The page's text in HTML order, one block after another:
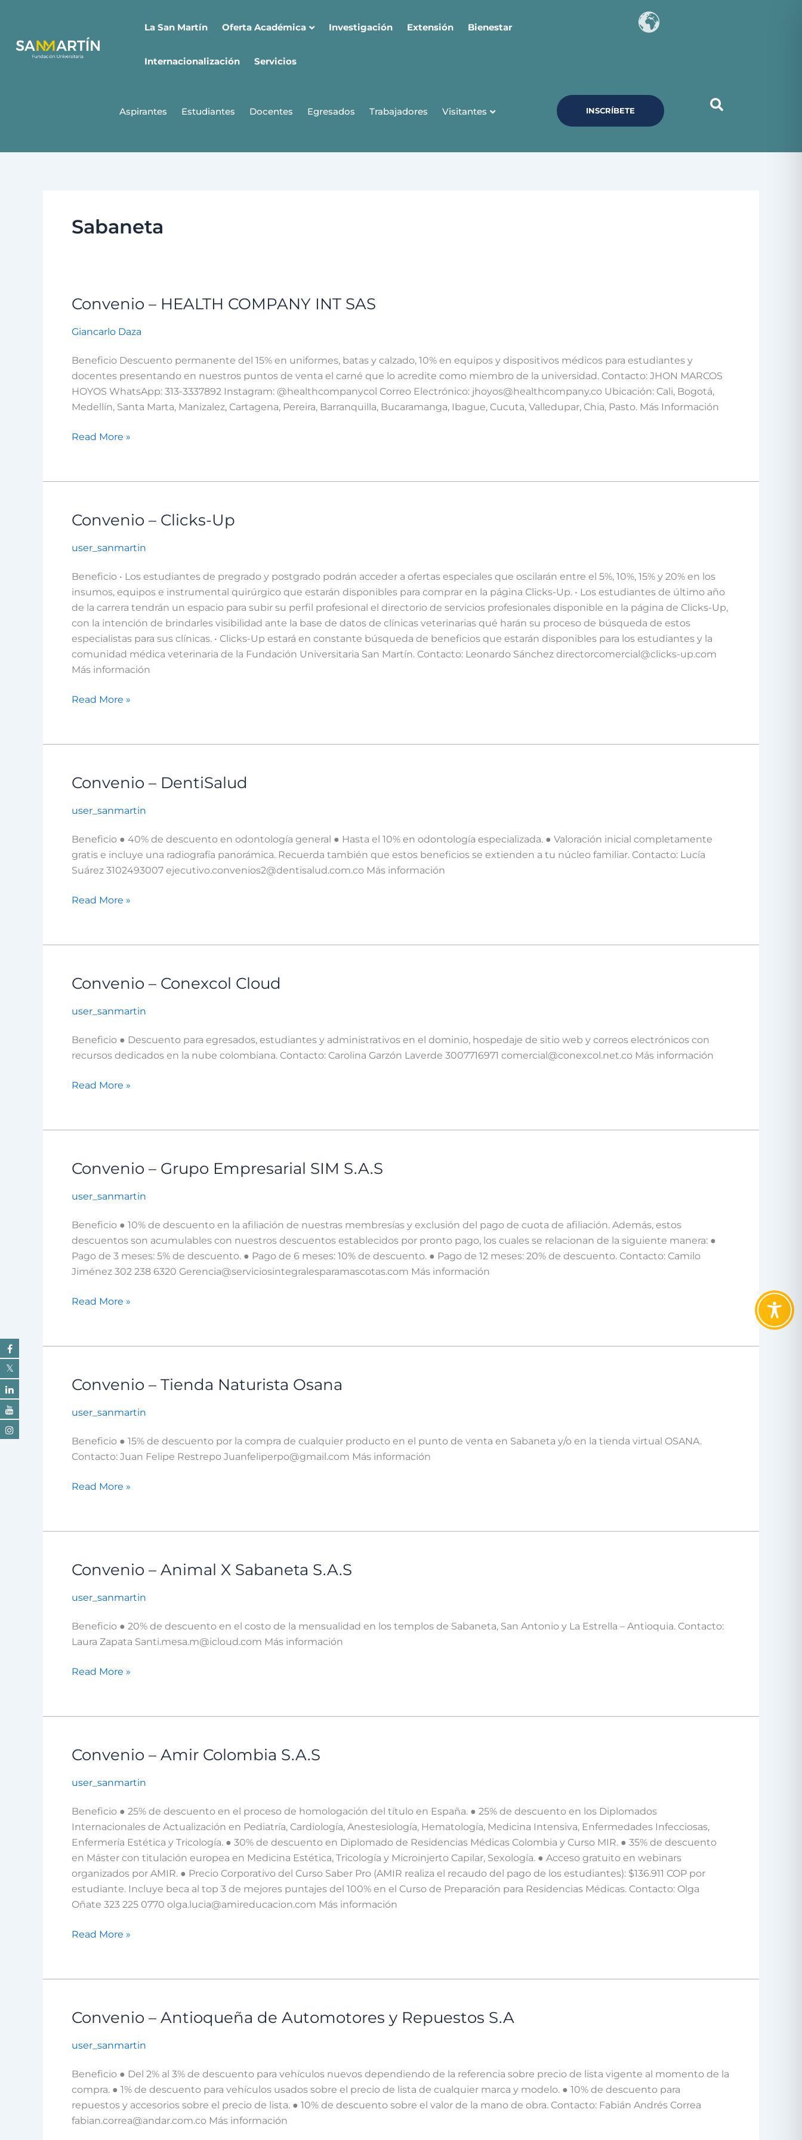
contenido
La San Martín Oferta Académica Investigación Extensión Bienestar
Internacionalización Servicios
Aspirantes Estudiantes Docentes Egresados Trabajadores Visitantes INSCRÍBETE
Sabaneta
Convenio – HEALTH COMPANY INT SAS
Giancarlo Daza
Beneficio Descuento permanente del 15% en uniformes, batas y calzado, 10% en equipos y dispositivos médicos para estudiantes y
docentes presentando en nuestros puntos de venta el carné que lo acredite como miembro de la universidad. Contacto: JHON MARCOS
HOYOS WhatsApp: 313-3337892 Instagram: @‌healthcompanycol Correo Electrónico: jhoyos@healthcompany.co Ubicación: Cali, Bogotá,
Medellín, Santa Marta, Manizalez, Cartagena, Pereira, Barranquilla, Bucaramanga, Ibague, Cucuta, Valledupar, Chia, Pasto. Más Información
Convenio
HEALTH
INT
SAS
Read More »
Convenio – Clicks-Up
user_sanmartin
Beneficio • Los estudiantes de pregrado y postgrado podrán acceder a ofertas especiales que oscilarán entre el 5%, 10%, 15% y 20% en los
insumos, equipos e instrumental quirúrgico que estarán disponibles para comprar en la página Clicks-Up. • Los estudiantes de último año
de la carrera tendrán un espacio para subir su perfil profesional el directorio de servicios profesionales disponible en la página de Clicks-Up,
con la intención de brindarles visibilidad ante la base de datos de clínicas veterinarias qué harán su proceso de búsqueda de estos
especialistas para sus clínicas. • Clicks-Up estará en constante búsqueda de beneficios que estarán disponibles para los estudiantes y la
comunidad médica veterinaria de la Fundación Universitaria San Martín. Contacto: Leonardo Sánchez directorcomercial@clicks-up.com
Más información
Convenio
Clicks-
Read More »
Convenio – DentiSalud
user_sanmartin
Beneficio ● 40% de descuento en odontología general ● Hasta el 10% en odontología especializada. ● Valoración inicial completamente
gratis e incluye una radiografía panorámica. Recuerda también que estos beneficios se extienden a tu núcleo familiar. Contacto: Lucía
Suárez 3102493007 ejecutivo.convenios2@dentisalud.com.co Más información
Convenio
DentiSalud
Read More »
Convenio – Conexcol Cloud
user_sanmartin
Beneficio ● Descuento para egresados, estudiantes y administrativos en el dominio, hospedaje de sitio web y correos electrónicos con
recursos dedicados en la nube colombiana. Contacto: Carolina Garzón Laverde 3007716971 comercial@conexcol.net.co Más información
Convenio
Conexcol
Read More »
Convenio – Grupo Empresarial SIM S.A.S
user_sanmartin
Beneficio ● 10% de descuento en la afiliación de nuestras membresías y exclusión del pago de cuota de afiliación. Además, estos
descuentos son acumulables con nuestros descuentos establecidos por pronto pago, los cuales se relacionan de la siguiente manera: ●
Pago de 3 meses: 5% de descuento. ● Pago de 6 meses: 10% de descuento. ● Pago de 12 meses: 20% de descuento. Contacto: Camilo
Jiménez 302 238 6320 Gerencia@serviciosintegralesparamascotas.com Más información
Convenio
Grupo
SIM
S.A.S
Read More »
Convenio – Tienda Naturista Osana
user_sanmartin
Beneficio ● 15% de descuento por la compra de cualquier producto en el punto de venta en Sabaneta y/o en la tienda virtual OSANA.
Contacto: Juan Felipe Restrepo Juanfeliperpo@gmail.com Más información
Convenio
Tienda
Osana
Read More »
Convenio – Animal X Sabaneta S.A.S
user_sanmartin
Beneficio ● 20% de descuento en el costo de la mensualidad en los templos de Sabaneta, San Antonio y La Estrella – Antioquia. Contacto:
Laura Zapata Santi.mesa.m@icloud.com Más información
Convenio
Animal
Sabaneta
S.A.S
Read More »
Convenio – Amir Colombia S.A.S
user_sanmartin
Beneficio ● 25% de descuento en el proceso de homologación del título en España. ● 25% de descuento en los Diplomados
Internacionales de Actualización en Pediatría, Cardiología, Anestesiología, Hematología, Medicina Intensiva, Enfermedades Infecciosas,
Enfermería Estética y Tricología. ● 30% de descuento en Diplomado de Residencias Médicas Colombia y Curso MIR. ● 35% de descuento
en Máster con titulación europea en Medicina Estética, Tricología y Microinjerto Capilar, Sexología. ● Acceso gratuito en webinars
organizados por AMIR. ● Precio Corporativo del Curso Saber Pro (AMIR realiza el recaudo del pago de los estudiantes): $136.911 COP por
estudiante. Incluye beca al top 3 de mejores puntajes del 100% en el Curso de Preparación para Residencias Médicas. Contacto: Olga
Oñate 323 225 0770 olga.lucia@amireducacion.com Más información
Convenio
Amir
S.A.S
Read More »
Convenio – Antioqueña de Automotores y Repuestos S.A
user_sanmartin
Beneficio ● Del 2% al 3% de descuento para vehículos nuevos dependiendo de la referencia sobre precio de lista vigente al momento de la
compra. ● 1% de descuento para vehículos usados sobre el precio de lista de cualquier marca y modelo. ● 10% de descuento para
repuestos y accesorios sobre el precio de lista. ● 10% de descuento sobre el valor de la mano de obra. Contacto: Fabián Andrés Correa
fabian.correa@andar.com.co Más información
Convenio
Antioqueña
Automotores
y
Repuestos
S.A